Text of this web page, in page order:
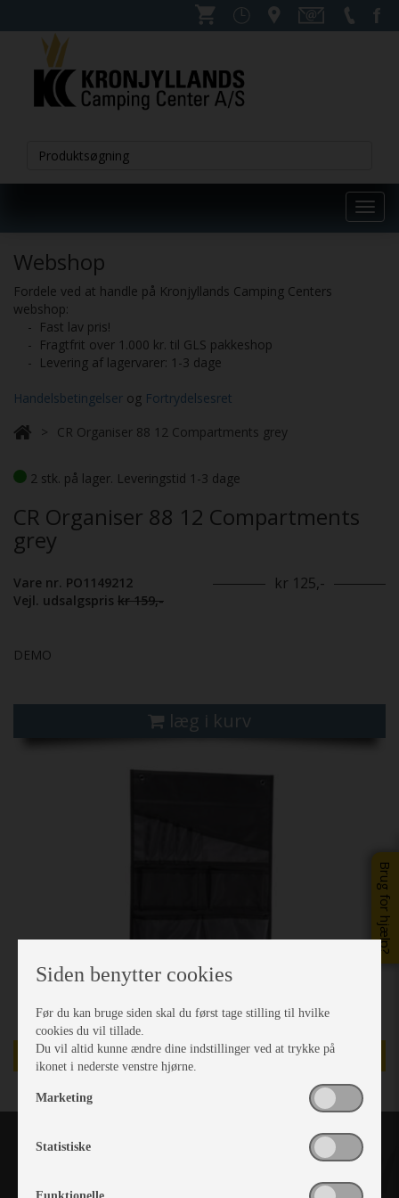
Brug for hjælp?
Webshop
Fordele ved at handle på Kronjyllands Camping Centers
webshop:
- Fast lav pris!
- Fragtfrit over 1.000 kr. til GLS pakkeshop
- Levering af lagervarer: 1-3 dage
Handelsbetingelser og Fortrydelsesret
CR Organiser 88 12 Compartments grey
2 stk. på lager. Leveringstid 1-3 dage
CR Organiser 88 12 Compartments
grey
Vare nr. PO1149212
Vejl. udsalgspris kr 159,-
kr 125,-
DEMO
læg i kurv
TILBUD - DEMO
Siden benytter cookies
Før du kan bruge siden skal du først tage stilling til hvilke
cookies du vil tillade.
Du vil altid kunne ændre dine indstillinger ved at trykke på
ikonet i nederste venstre hjørne.
Marketing
Statistiske